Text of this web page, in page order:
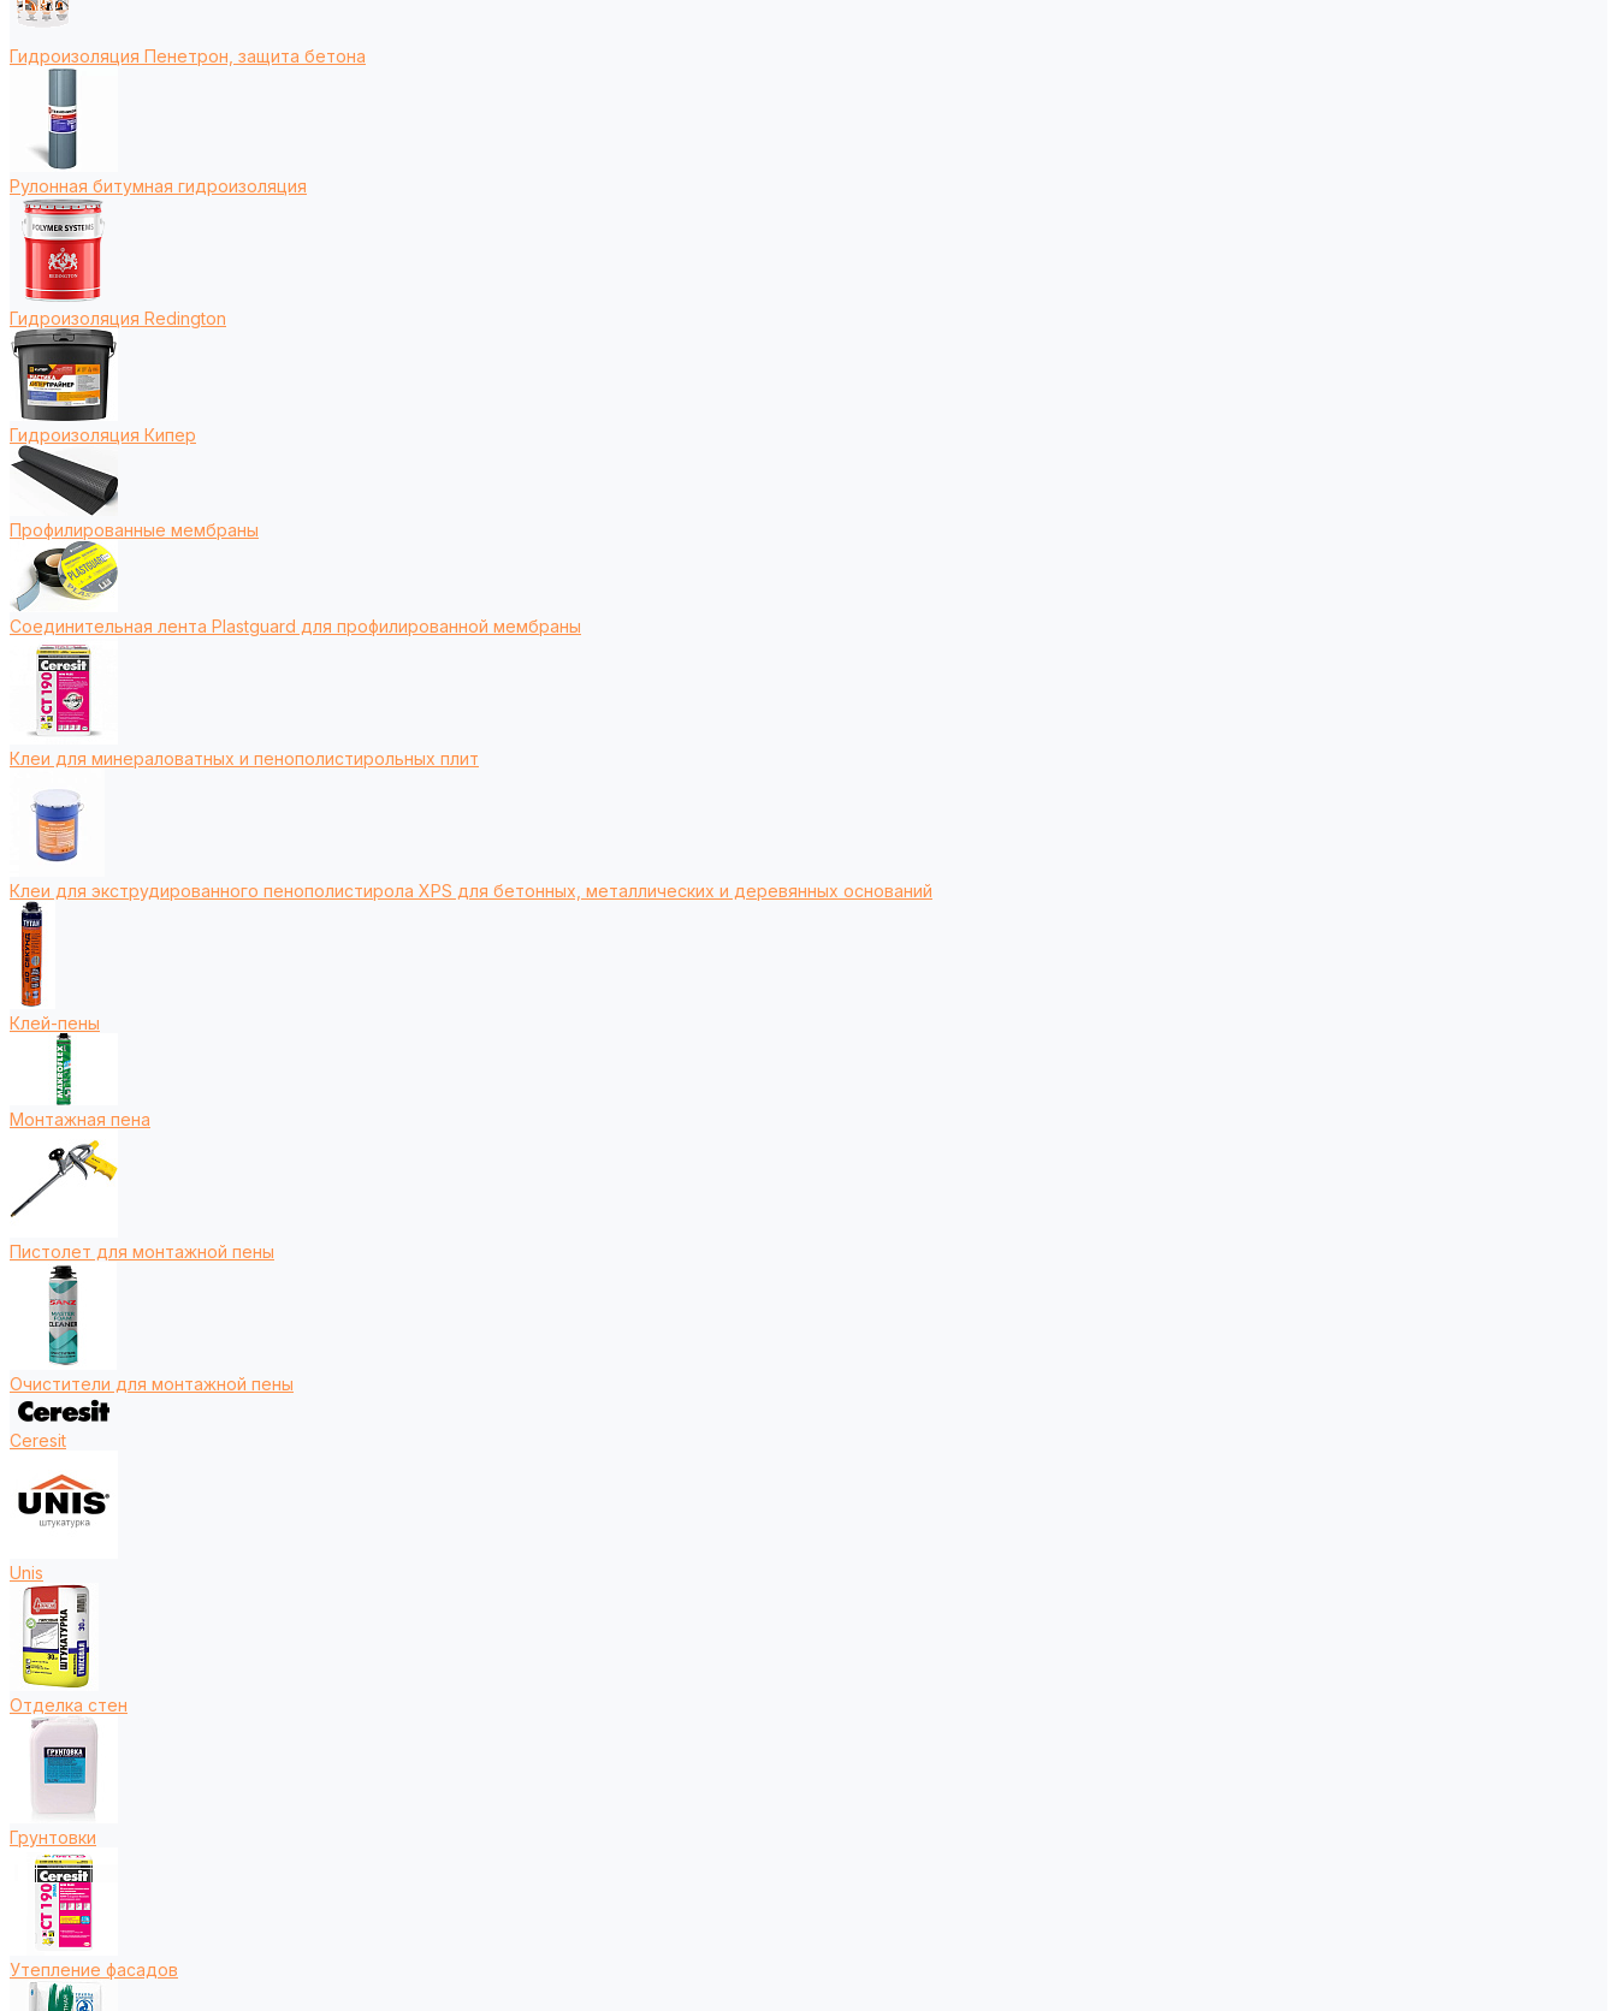
Гидроизоляция Пенетрон, защита бетона
Рулонная битумная гидроизоляция
Гидроизоляция Redington
Гидроизоляция Кипер
Профилированные мембраны
Соединительная лента Plastguard для профилированной мембраны
Клеи для минераловатных и пенополистирольных плит
Клеи для экструдированного пенополистирола XPS для бетонных, металлических и деревянных оснований
Клей-пены
Монтажная пена
Пистолет для монтажной пены
Очистители для монтажной пены
Ceresit
Unis
Отделка стен
Грунтовки
Утепление фасадов